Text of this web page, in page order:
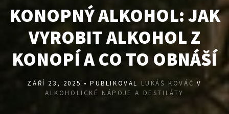
KONOPNÝ ALKOHOL: JAK
VYROBIT ALKOHOL Z
KONOPÍ A CO TO OBNÁŠÍ
ZÁŘÍ 23, 2025 • PUBLIKOVAL LUKÁŠ KOVÁČ V
ALKOHOLICKÉ NÁPOJE A DESTILÁTY